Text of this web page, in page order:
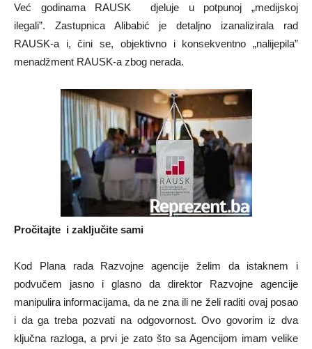
Već godinama RAUSK djeluje u potpunoj „medijskoj
ilegali”. Zastupnica Alibabić je detaljno izanalizirala rad
RAUSK-a i, čini se, objektivno i konsekventno „nalijepila”
menadžment RAUSK-a zbog nerada.
Pročitajte i zaključite sami
Kod Plana rada Razvojne agencije želim da istaknem i
podvučem jasno i glasno da direktor Razvojne agencije
manipulira informacijama, da ne zna ili ne želi raditi ovaj posao
i da ga treba pozvati na odgovornost. Ovo govorim iz dva
ključna razloga, a prvi je zato što sa Agencijom imam velike